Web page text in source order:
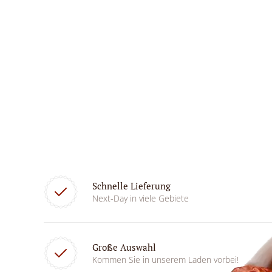
Schnelle Lieferung
Next-Day in viele Gebiete
Große Auswahl
Kommen Sie in unserem Laden vorbei!